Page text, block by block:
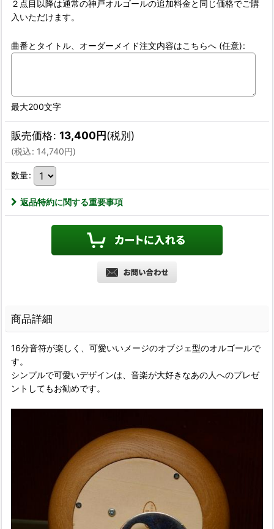
２点目以降は通常の神戸オルゴールの追加料金と同じ価格でご購
入いただけます。
曲番とタイトル、オーダーメイド注文内容はこちらへ (任意):
最大200文字
販売価格: 13,400円(税別)
(税込: 14,740円)
数量:
返品特約に関する重要事項
商品詳細
16分音符が楽しく、可愛いいメージのオブジェ型のオルゴールで
す。
シンプルで可愛いデザインは、音楽が大好きなあの人へのプレゼ
ントしてもお勧めです。